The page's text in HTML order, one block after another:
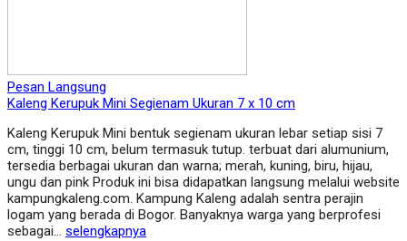
Pesan Langsung
Kaleng Kerupuk Mini Segienam Ukuran 7 x 10 cm
Kaleng Kerupuk Mini bentuk segienam ukuran lebar setiap sisi 7
cm, tinggi 10 cm, belum termasuk tutup. terbuat dari alumunium,
tersedia berbagai ukuran dan warna; merah, kuning, biru, hijau,
ungu dan pink Produk ini bisa didapatkan langsung melalui website
kampungkaleng.com. Kampung Kaleng adalah sentra perajin
logam yang berada di Bogor. Banyaknya warga yang berprofesi
sebagai… selengkapnya